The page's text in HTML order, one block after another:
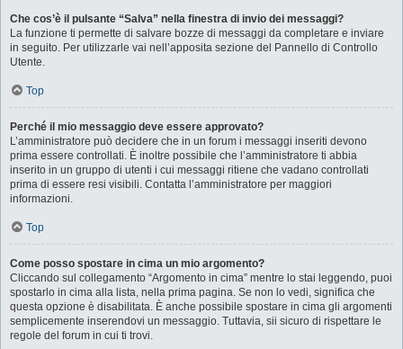
Che cos’è il pulsante “Salva” nella finestra di invio dei messaggi?
La funzione ti permette di salvare bozze di messaggi da completare e inviare
in seguito. Per utilizzarle vai nell’apposita sezione del Pannello di Controllo
Utente.
Top
Perché il mio messaggio deve essere approvato?
L’amministratore può decidere che in un forum i messaggi inseriti devono
prima essere controllati. È inoltre possibile che l’amministratore ti abbia
inserito in un gruppo di utenti i cui messaggi ritiene che vadano controllati
prima di essere resi visibili. Contatta l’amministratore per maggiori
informazioni.
Top
Come posso spostare in cima un mio argomento?
Cliccando sul collegamento “Argomento in cima” mentre lo stai leggendo, puoi
spostarlo in cima alla lista, nella prima pagina. Se non lo vedi, significa che
questa opzione è disabilitata. È anche possibile spostare in cima gli argomenti
semplicemente inserendovi un messaggio. Tuttavia, sii sicuro di rispettare le
regole del forum in cui ti trovi.